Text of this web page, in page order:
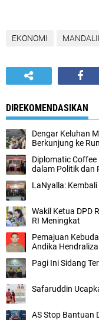
EKONOMI
DIREKOMENDASIKAN
Dengar Keluhan
Berkunjung ke
Diplomatic
dalam Politik dan
LaNyalla:
Wakil Ketua DPD
RI Meningkat
Pemajuan
Andika
Pagi Ini Sidang
Safaruddin
AS Stop Bantuan